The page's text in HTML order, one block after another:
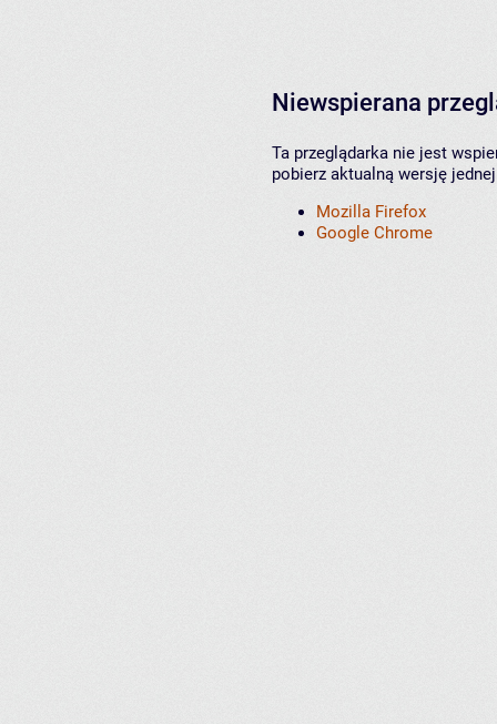
Niewspierana
Ta przeglądarka nie jest
pobierz aktualną wersję
Mozilla Firefox
Google Chrome